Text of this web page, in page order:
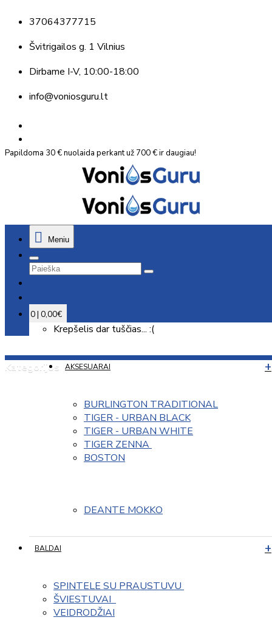
37064377715
Švitrigailos g. 1 Vilnius
Dirbame I-V, 10:00-18:00
info@voniosguru.lt
Papildoma 30 € nuolaida perkant už 700 € ir daugiau!
Meniu
0 | 0,00€
Krepšelis dar tuščias... :(
Kategorijos AKSESUARAI
BURLINGTON TRADITIONAL
TIGER - URBAN BLACK
TIGER - URBAN WHITE
TIGER ZENNA
BOSTON
DEANTE MOKKO
BALDAI
SPINTELE SU PRAUSTUVU
ŠVIESTUVAI
VEIDRODŽIAI